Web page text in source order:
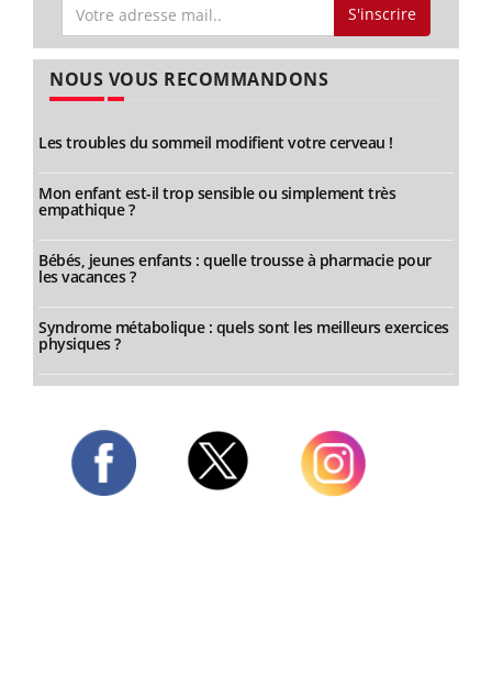
S'inscrire
NOUS VOUS RECOMMANDONS
Les troubles du sommeil modifient votre cerveau !
Mon enfant est-il trop sensible ou simplement très
empathique ?
Bébés, jeunes enfants : quelle trousse à pharmacie pour
les vacances ?
Syndrome métabolique : quels sont les meilleurs exercices
physiques ?